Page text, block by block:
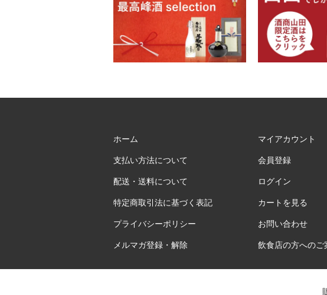
ホーム
支払い方法について
配送・送料について
特定商取引法に基づく表記
プライバシーポリシー
メルマガ登録・解除
マイアカウント
会員登録
ログイン
カートを見る
お問い合わせ
飲食店の方へのご